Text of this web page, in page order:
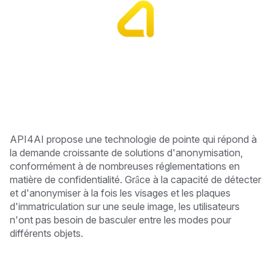
API4AI propose une technologie de pointe qui répond à
la demande croissante de solutions d'anonymisation,
conformément à de nombreuses réglementations en
matière de confidentialité. Grâce à la capacité de détecter
et d'anonymiser à la fois les visages et les plaques
d'immatriculation sur une seule image, les utilisateurs
n'ont pas besoin de basculer entre les modes pour
différents objets.